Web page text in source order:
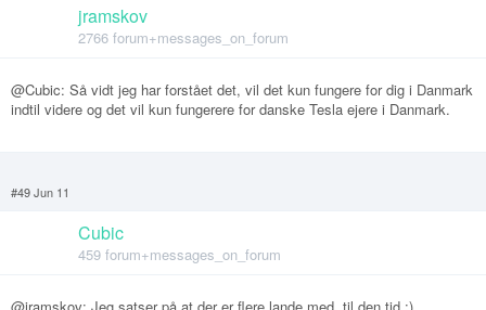
jramskov
2766 forum+messages_on_forum
@Cubic: Så vidt jeg har forstået det, vil det kun fungere for dig i Danmark
indtil videre og det vil kun fungerere for danske Tesla ejere i Danmark.
#49 Jun 11
Cubic
459 forum+messages_on_forum